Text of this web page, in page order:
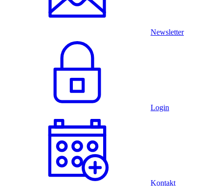
Newsletter
Login
Kontakt